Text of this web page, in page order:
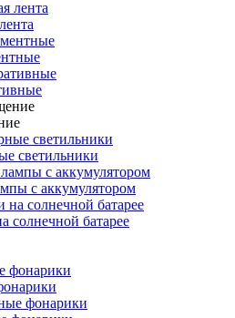
светильники
с аккумулятором
солнечной батарее